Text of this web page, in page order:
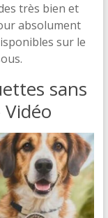
très bien et
absolument
sur le
sans
Vidéo